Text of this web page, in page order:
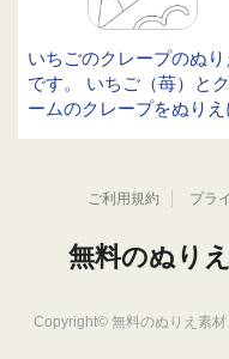
いちごのクレープのぬり
です。 いちご（苺）と
ームのクレープをぬりえ
ご利用規約 プラ
無料のぬり
Copyright© 無料のぬりえ素